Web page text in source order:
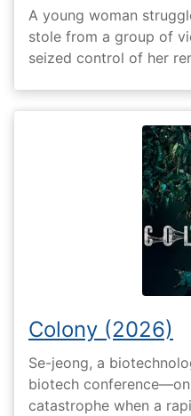
A young woman
stole from a group of
seized control of her
Colony (2026)
Se-jeong, a
biotech
catastrophe when a